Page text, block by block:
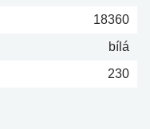
18360
bílá
230